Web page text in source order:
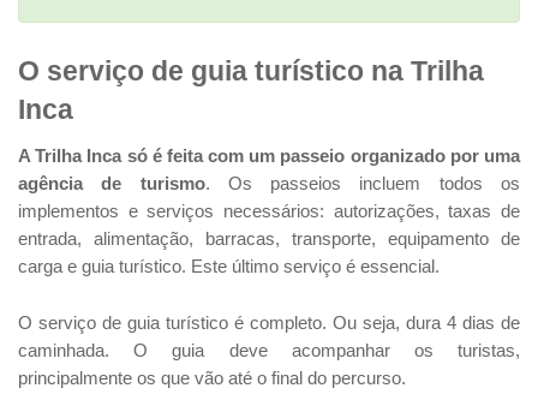
O serviço de guia turístico na Trilha
Inca
A Trilha Inca só é feita com um passeio organizado por uma
agência de turismo. Os passeios incluem todos os
implementos e serviços necessários: autorizações, taxas de
entrada, alimentação, barracas, transporte, equipamento de
carga e guia turístico. Este último serviço é essencial.
O serviço de guia turístico é completo. Ou seja, dura 4 dias de
caminhada. O guia deve acompanhar os turistas,
principalmente os que vão até o final do percurso.